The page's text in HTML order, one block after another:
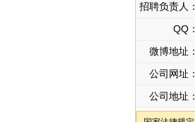
招聘负责人：
QQ：
微博地址：
公司网址：
公司地址：